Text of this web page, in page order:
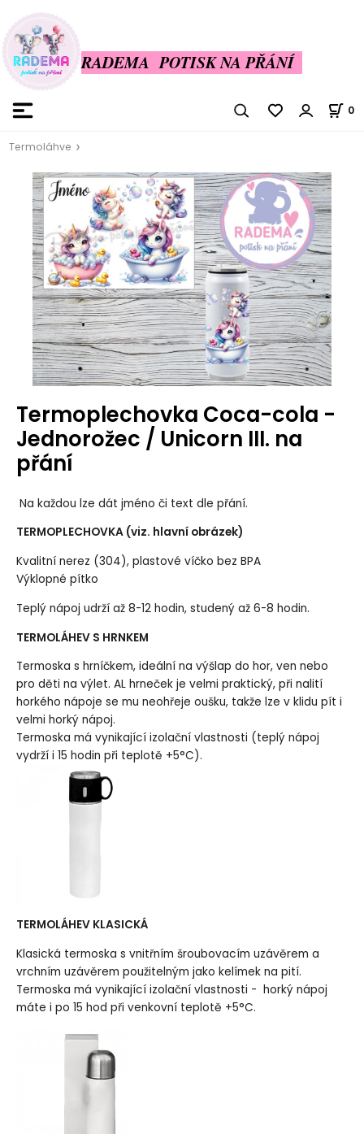
RADEMA POTISK NA PŘÁNÍ
0
Termoláhve
Termoplechovka Coca-cola -
Jednorožec / Unicorn III. na
přání
Na každou lze dát jméno či text dle přání.
TERMOPLECHOVKA (viz. hlavní obrázek)
Kvalitní nerez (304), plastové víčko bez BPA
Výklopné pítko
Teplý nápoj udrží až 8-12 hodin, studený až 6-8 hodin.
TERMOLÁHEV S HRNKEM
Termoska s hrníčkem, ideální na výšlap do hor, ven nebo
pro děti na výlet. AL hrneček je velmi praktický, při nalití
horkého nápoje se mu neohřeje oušku, takže lze v klidu pít i
velmi horký nápoj.
Termoska má vynikající izolační vlastnosti (teplý nápoj
vydrží i 15 hodin při teplotě +5°C).
TERMOLÁHEV KLASICKÁ
Klasická termoska s vnitřním šroubovacím uzávěrem a
vrchním uzávěrem použitelným jako kelímek na pití.
Termoska má vynikající izolační vlastnosti - horký nápoj
máte i po 15 hod při venkovní teplotě +5°C.